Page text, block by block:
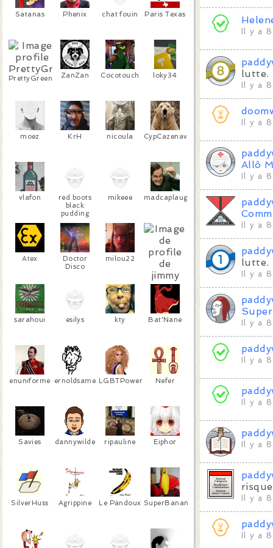
Satanas Phenix chat fouin Paris Texas
PrettyGreen ZanZan Cocotouch loky34
moez KrH nicoula CypCazenave
vlafon
red boots
black
pudding
mikeee madcaplaugh
Atex
Doctor
Disco
milou22
jimmy
mcnulty
sarahoui
esilys kty Bat'Nane
enuniforme ernoldsame LGBTPower Nefer
Savies dannywilde ripauline Eiphor
SilverHuss Agrippine Le Pandoux SuperBanana
Il y a
lutte.
Il y a
Il y a
Allô
Il y a
Il y a
lutte.
Il y a
Il y a
Il y a
Il y a
Il y a
Il y a
Il y a